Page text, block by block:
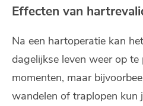
Effecten van
Na een hartoperatie kan
dagelijkse leven weer op
momenten, maar
wandelen of traplopen kun